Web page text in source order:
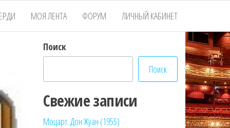
МОЯ ЛЕНТА ФОРУМ ЛИЧНЫЙ КАБИНЕТ
Поиск
Поиск
Свежие записи
Моцарт. Дон Жуан (1955)